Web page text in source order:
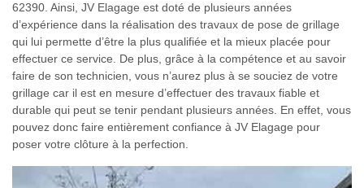
62390. Ainsi, JV Elagage est doté de plusieurs années
d’expérience dans la réalisation des travaux de pose de grillage
qui lui permette d’être la plus qualifiée et la mieux placée pour
effectuer ce service. De plus, grâce à la compétence et au savoir
faire de son technicien, vous n’aurez plus à se souciez de votre
grillage car il est en mesure d’effectuer des travaux fiable et
durable qui peut se tenir pendant plusieurs années. En effet, vous
pouvez donc faire entièrement confiance à JV Elagage pour
poser votre clôture à la perfection.